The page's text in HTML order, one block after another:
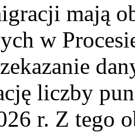
mają
w
liczby
r. Z tego